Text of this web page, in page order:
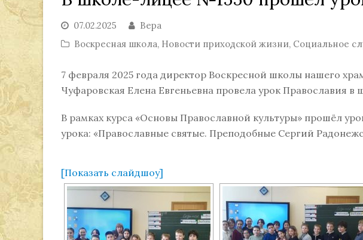
07.02.2025
Вера
Воскресная школа, Новости приходской жизни, Социальное
7 февраля 2025 года директор Воскресной школы нашего
Чуфаровская Елена Евгеньевна провела урок Православия
В рамках курса «Основы Православной культуры» прошёл
урока: «Православные святые. Преподобные Сергий
[Показать слайдшоу]